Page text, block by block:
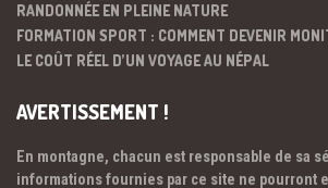
RANDONNÉE EN PLEINE NATURE
FORMATION SPORT : COMMENT DEVENIR
LE COÛT RÉEL D’UN VOYAGE AU NÉPAL
AVERTISSEMENT !
En montagne, chacun est responsable de sa
informations fournies par ce site ne pourront